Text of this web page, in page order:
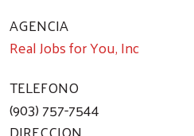
AGENCIA
Real Jobs for You, Inc
TELEFONO
(903) 757-7544